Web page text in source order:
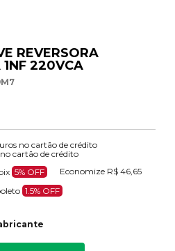
REVERSORA
1NF 220VCA
no cartão de crédito
no cartão de crédito
5% OFF Economize R$ 46,65
1.5% OFF